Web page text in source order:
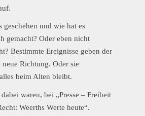
geschehen und wie hat es
gemacht? Oder eben nicht
Bestimmte Ereignisse geben der
neue Richtung. Oder sie
beim Alten bleibt.
dabei waren, bei „Presse – Freiheit
Weerths Werte heute“.